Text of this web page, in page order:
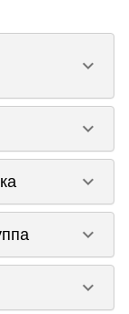
keyboard_arrow_down
keyboard_arrow_down
keyboard_arrow_down
keyboard_arrow_down
keyboard_arrow_down